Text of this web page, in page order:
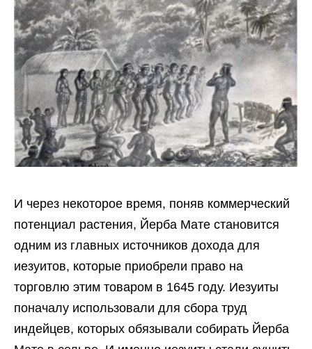
И через некоторое время, поняв коммерческий
потенциал растения, Йерба Мате становится
одним из главных источников дохода для
иезуитов, которые приобрели право на
торговлю этим товаром в 1645 году. Иезуиты
поначалу использовали для сбора труд
индейцев, которых обязывали собирать Йерба